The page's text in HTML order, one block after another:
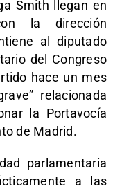
Smith llegan en
la dirección
al diputado
del Congreso
hace un mes
relacionada
la Portavocía
de Madrid.
parlamentaria
a las